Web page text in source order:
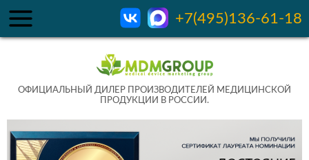
+7(495)136-61-18
ОФИЦИАЛЬНЫЙ ДИЛЕР ПРОИЗВОДИТЕЛЕЙ МЕДИЦИНСКОЙ
ПРОДУКЦИИ В РОССИИ.